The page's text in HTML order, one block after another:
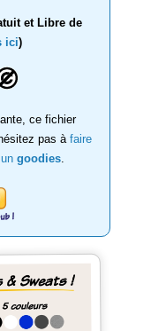
et Libre de
ici)
ce fichier
pas à faire
goodies